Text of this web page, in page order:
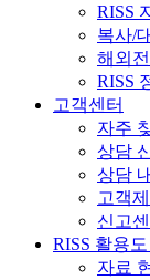
RISS
복사/
해외
RISS
고객센터
자주
상담
상담
고객
신고
RISS 활용
자료